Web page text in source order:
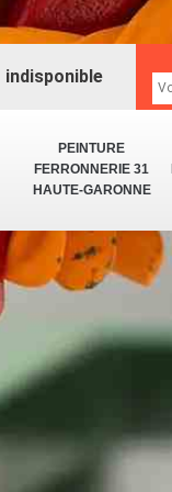
PEINTURE
FERRONNERIE 31
HAUTE-GARONNE
indisponible